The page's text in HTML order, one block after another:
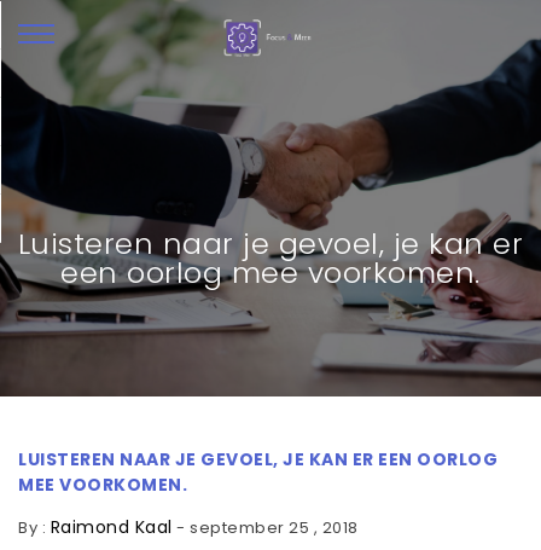
Luisteren naar je gevoel, je kan er
een oorlog mee voorkomen.
LUISTEREN NAAR JE GEVOEL, JE KAN ER EEN OORLOG
MEE VOORKOMEN.
By : Raimond Kaal - september 25 , 2018